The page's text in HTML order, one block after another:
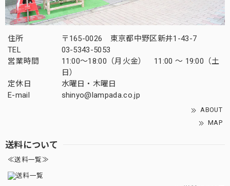
住所
〒165-0026 東京都中野区新井1-43-7
TEL
03-5343-5053
営業時間
11:00～18:00（月火金） 11:00 ～ 19:00（土
日）
定休日
水曜日・木曜日
E-mail
shinyo@lampada.co.jp
ABOUT
MAP
送料について
≪送料一覧≫